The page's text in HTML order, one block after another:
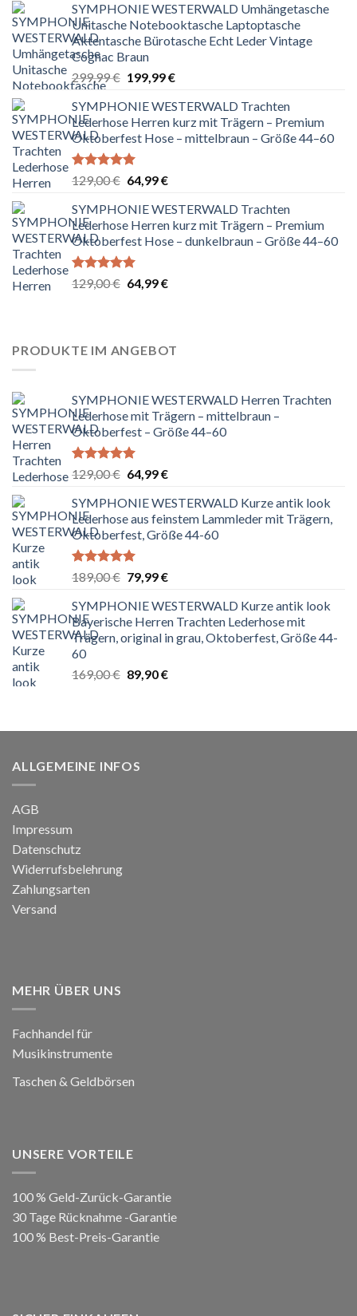
SYMPHONIE WESTERWALD Umhängetasche
Unitasche Notebooktasche Laptoptasche
Aktentasche Bürotasche Echt Leder Vintage
Cognac Braun
299,99€ Ursprünglicher
war:
299,99 €
199,99€Aktueller
ist:
199,99 €.
SYMPHONIE WESTERWALD Trachten
Lederhose Herren kurz mit Trägern – Premium
Oktoberfest Hose – mittelbraun – Größe 44–60
Bewertet
5.00
von 5
129,00€ Ursprünglicher
war:
129,00 €
64,99€Aktueller
ist:
64,99 €.
SYMPHONIE WESTERWALD Trachten
Lederhose Herren kurz mit Trägern – Premium
Oktoberfest Hose – dunkelbraun – Größe 44–60
Bewertet
5.00
129,00€ Ursprünglicher
64,99€Aktueller
PRODUKTE IM ANGEBOT
SYMPHONIE WESTERWALD Herren Trachten
Lederhose mit Trägern – mittelbraun –
Oktoberfest – Größe 44–60
Bewertet
5.00
von 5
129,00€ Ursprünglicher
war:
129,00 €
64,99€Aktueller
ist:
64,99 €.
SYMPHONIE WESTERWALD Kurze antik look
Lederhose aus feinstem Lammleder mit Trägern,
Oktoberfest, Größe 44-60
Bewertet
5.00
von 5
189,00€ Ursprünglicher
war:
189,00 €
79,99€Aktueller
ist:
79,99 €.
SYMPHONIE WESTERWALD Kurze antik look
Bayerische Herren Trachten Lederhose mit
Trägern, original in grau, Oktoberfest, Größe 44-
60
169,00€ Ursprünglicher
89,90€Aktueller
ALLGEMEINE INFOS
AGB
Impressum
Datenschutz
Widerrufsbelehrung
Zahlungsarten
Versand
MEHR ÜBER UNS
Fachhandel für
Musikinstrumente
Taschen & Geldbörsen
UNSERE VORTEILE
100 % Geld-Zurück-Garantie
30 Tage Rücknahme -Garantie
100 % Best-Preis-Garantie